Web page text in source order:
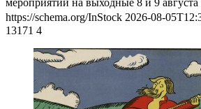
https://schema.org/InStock 2026-08-
13171 4